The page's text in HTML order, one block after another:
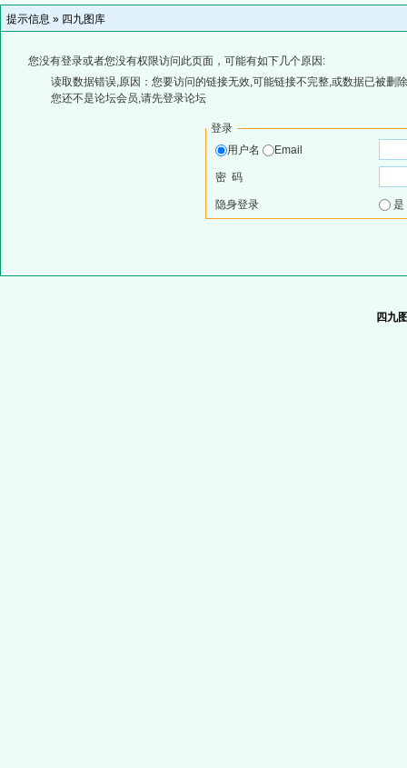
提示信息 » 四九图库
您没有登录或者您没有权限访问此页面，可能有如下几个原因:
读取数据错误,原因：您要访问的链接无效,可能链接不完整,或数据已被删
您还不是论坛会员,请先登录论坛
登录
用户名
Email
密 码
隐身登录
四九